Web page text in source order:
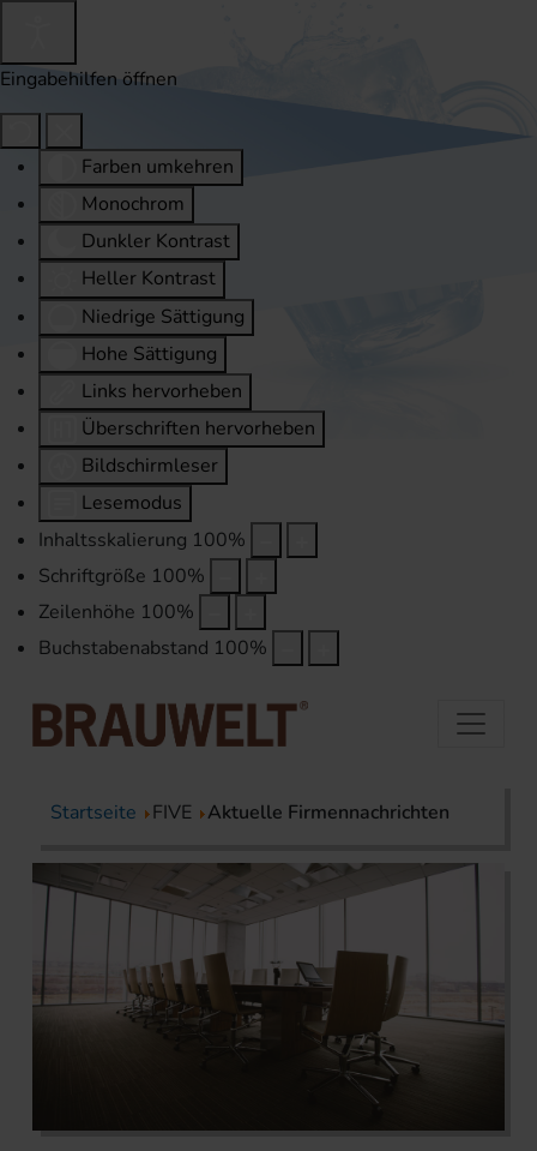
Eingabehilfen öffnen
Farben umkehren
Monochrom
Dunkler Kontrast
Heller Kontrast
Niedrige Sättigung
Hohe Sättigung
Links hervorheben
Überschriften hervorheben
Bildschirmleser
Lesemodus
Inhaltsskalierung 100%
Schriftgröße 100%
Zeilenhöhe 100%
Buchstabenabstand 100%
Startseite FIVE Aktuelle Firmennachrichten